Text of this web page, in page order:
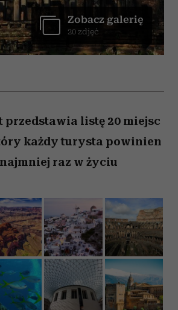
Zobacz galerię
20 zdjęć
przedstawia listę 20 miejsc
każdy turysta powinien
raz w życiu